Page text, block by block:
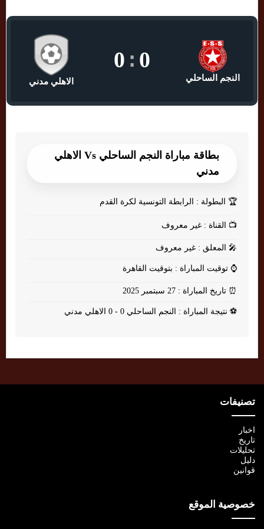
النجم الساحلي
0
:
0
الاهلي مدني
بطاقة مباراة النجم الساحلي Vs الاهلي
مدني
🏆 البطولة : الرابطة التونسية لكرة القدم
📺 القناة : غير معروف
🎤 المعلق : غير معروف
⌚ توقيت المباراة : بتوقيت القاهرة
⏰ تاريخ المباراة : 27 سبتمبر 2025
⚽ نتيجة المباراة : النجم الساحلي 0 - 0 الاهلي مدني
تصنيفات
اخبار
تاريخ
تحليلات
دليل
قوانين
خصوصية الموقع